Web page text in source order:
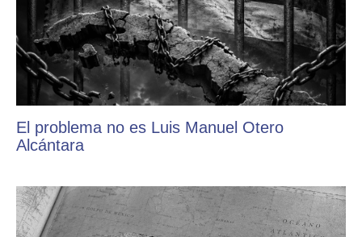
El problema no es Luis Manuel Otero
Alcántara